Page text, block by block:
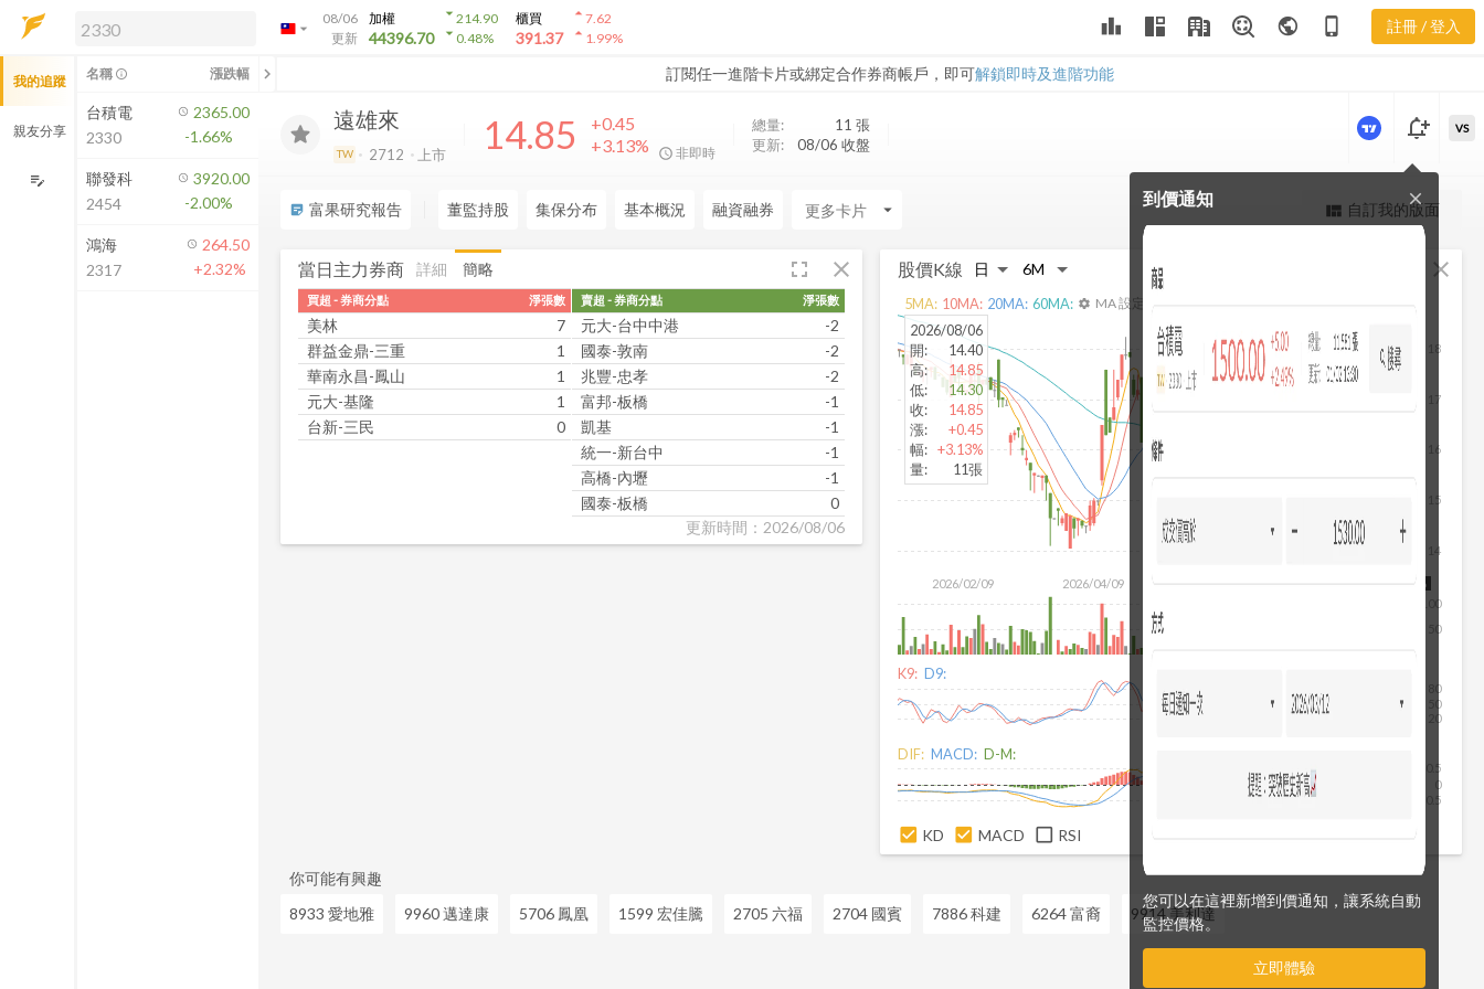
arrow_drop_down
08/06
更新
加權
44396.70
arrow_drop_down214.90
arrow_drop_down0.48%
櫃買
391.37
arrow_drop_up7.62
arrow_drop_up1.99% leaderboard public phone_iphone 註冊 / 登入
訂閱任一進階卡片或綁定合作券商帳戶，即可解鎖即時及進階功能
解鎖即時行情及進階功能
方案」，即可解鎖以下功能：
即時行情
即時市況與排行
成交金額熱力圖
前往方案訂閱
如何綁定合作券商
力券商
遠雄來
TW 2712 上市 14.85
+0.45
+3.13%
非即時
總量: 11 張
更新:
08/06 收盤
更強大的進階價量圖表
notification_add
到價通知
您可以在這裡新增到價通知，讓系統自動
監控價格。
立即體驗
close
VS
sticky_note_2 富果研究報告 董監持股 集保分布 基本概況 融資融券 arrow_drop_down view_quilt 自訂我的版面
當日主力券商 fullscreen close
詳細 簡略
買超 - 券商分點 淨張數
美林
7
群益金鼎-三重
1
華南永昌-鳳山
1
元大-基隆
1
台新-三民
0
賣超 - 券商分點 淨張數
元大-台中中港
-2
國泰-敦南
-2
兆豐-忠孝
-2
富邦-板橋
-1
凱基
-1
統一-新台中
-1
高橋-內壢
-1
國泰-板橋
0
更新時間：2026/08/06
股價K線 close
2026/02/09 2026/04/09
14
15
16
17
18
2026/08/06
50
100
2026/08/06
開:
14.40
高:
14.85
低:
14.30
收:
14.85
漲:
+0.45
幅: +3.13%
量: 11張
5MA: 10MA: 20MA: 60MA: settings MA 設定
K9: D9:
20
50
80
DIF: MACD: D-M:
-0.5
0
0.5
KD MACD RSI
你可能有興趣
8933 愛地雅
9960 邁達康 5706 鳳凰 1599 宏佳騰 2705 六福 2704 國賓 7886 科建 6264 富裔 9914 美利達
我的追蹤
親友分享
edit_note
名稱 info_outline 漲跌幅 chevron_left
台積電
2330
2365.00
-1.66%
聯發科
2454
3920.00
-2.00%
鴻海
2317
264.50
+2.32%